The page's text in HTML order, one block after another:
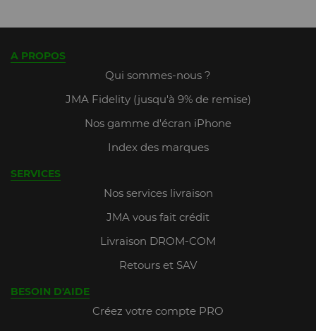
A PROPOS
Qui sommes-nous ?
JMA Fidelity (jusqu'à 9% de remise)
Nos gamme d'écran iPhone
Index des marques
SERVICES
Nos services livraison
JMA vous fait crédit
Livraison DROM-COM
Retours et SAV
BESOIN D'AIDE
Créez votre compte PRO